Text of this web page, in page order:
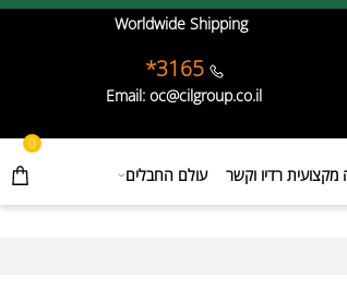
Worldwide Shipping
3165*
Email: oc@cilgroup.co.il
0
רדיו וקשר עולם החבלים